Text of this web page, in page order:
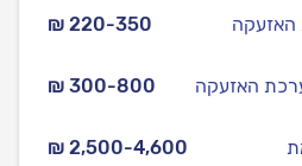
₪ 220-350 האזעקה
₪ 300-800 האזעקה
₪ 2,500-4,600